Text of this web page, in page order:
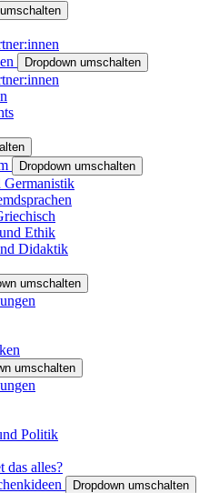
Dropdown umschalten
Dropdown umschalten
Germanistik
Ethik
Didaktik
umschalten
umschalten
Politik
das alles?
Dropdown umschalten